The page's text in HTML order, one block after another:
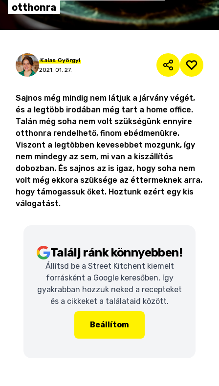
otthonra
Kalas Györgyi
2021. 01. 27.
Sajnos még mindig nem látjuk a járvány végét,
és a legtöbb irodában még tart a home office.
Talán még soha nem volt szükségünk ennyire
otthonra rendelhető, finom ebédmenükre.
Viszont a legtöbben kevesebbet mozgunk, így
nem mindegy az sem, mi van a kiszállítós
dobozban. És sajnos az is igaz, hogy soha nem
volt még ekkora szüksége az éttermeknek arra,
hogy támogassuk őket. Hoztunk ezért egy kis
válogatást.
Találj ránk könnyebben!
Állítsd be a Street Kitchent kiemelt
forrásként a Google keresőben, így
gyakrabban hozzuk neked a recepteket
és a cikkeket a találataid között.
Beállítom